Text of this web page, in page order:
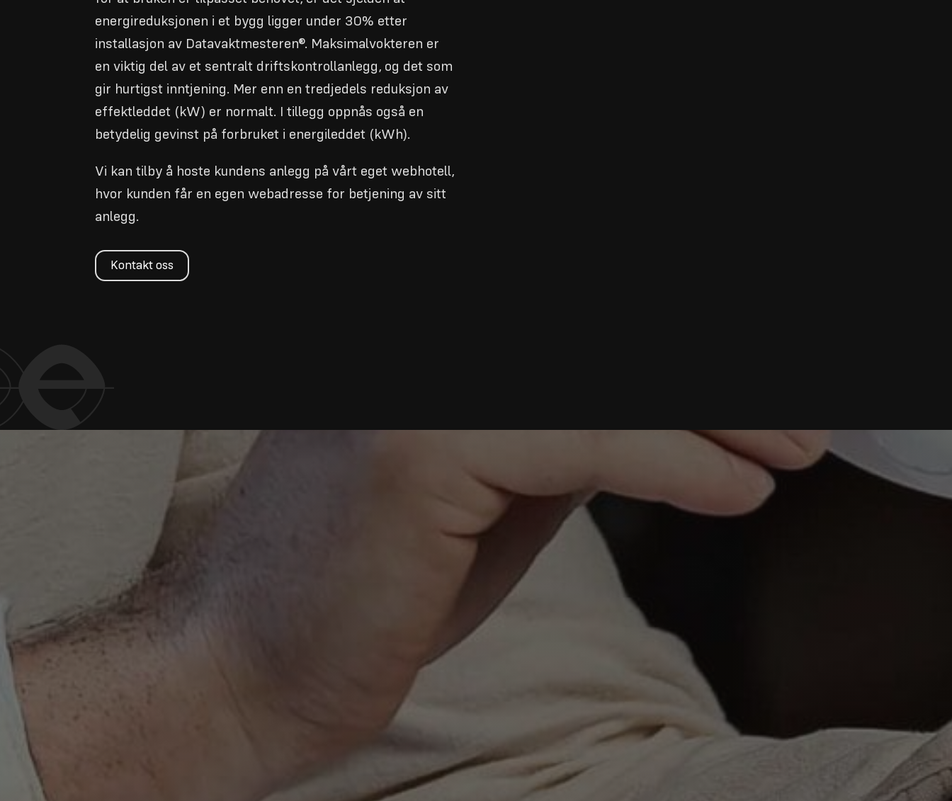
energireduksjonen i et bygg ligger under 30% etter
installasjon av Datavaktmesteren®. Maksimalvokteren er
en viktig del av et sentralt driftskontrollanlegg, og det som
gir hurtigst inntjening. Mer enn en tredjedels reduksjon av
effektleddet (kW) er normalt. I tillegg oppnås også en
betydelig gevinst på forbruket i energileddet (kWh).
Vi kan tilby å hoste kundens anlegg på vårt eget webhotell,
hvor kunden får en egen webadresse for betjening av sitt
anlegg.
Kontakt oss